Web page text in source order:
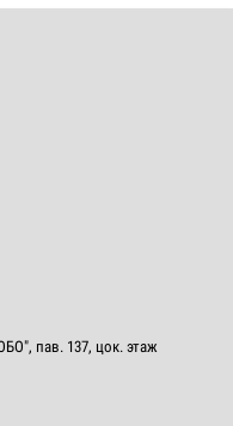
пав. 137, цок. этаж